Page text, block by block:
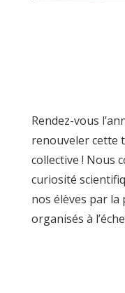
Rendez-vous
renouveler cette
collective ! Nous
curiosité
nos élèves par la
organisés à